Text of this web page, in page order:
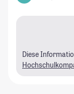
Diese